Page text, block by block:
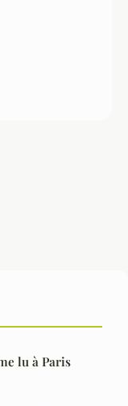
lu à Paris